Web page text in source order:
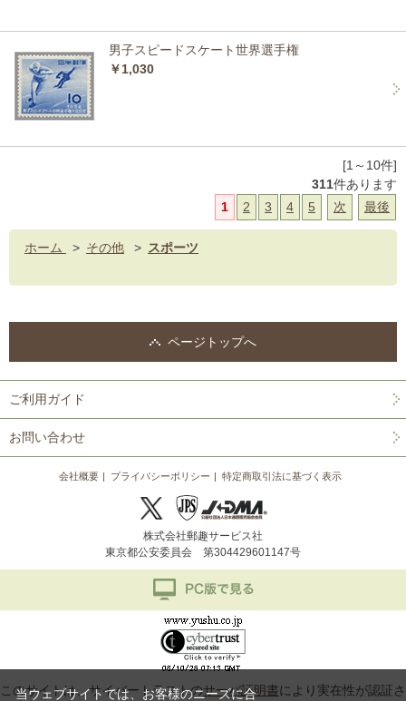
男子スピードスケート世界選手権
￥1,030
[1～10件]
311件あります
1
2 3 4 5 次 最後
ホーム > その他 > スポーツ
ページトップへ
ご利用ガイド
お問い合わせ
会社概要 プライバシーポリシー 特定商取引法に基づく表示
株式会社郵趣サービス社
東京都公安委員会 第304429601147号
このサイトは、サイバートラストのサーバ証明書により実在性が認証さ
当ウェブサイトでは、お客様のニーズに合